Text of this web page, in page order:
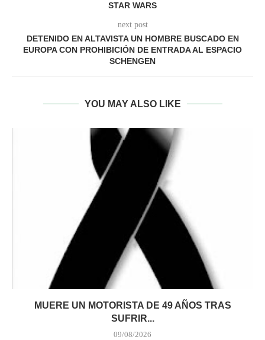
STAR WARS
next post
DETENIDO EN ALTAVISTA UN HOMBRE BUSCADO EN
EUROPA CON PROHIBICIÓN DE ENTRADA AL ESPACIO
SCHENGEN
YOU MAY ALSO LIKE
MUERE UN MOTORISTA DE 49 AÑOS TRAS
SUFRIR...
09/08/2026